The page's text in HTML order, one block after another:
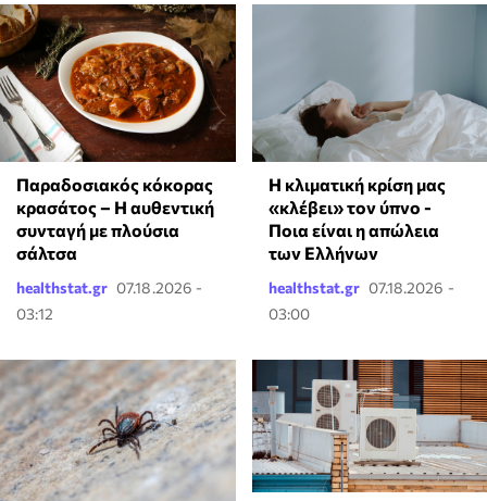
Παραδοσιακός κόκορας
κρασάτος – Η αυθεντική
συνταγή με πλούσια
σάλτσα
healthstat.gr 07.18.2026 -
03:12
Η κλιματική κρίση μας
«κλέβει» τον ύπνο -
Ποια είναι η απώλεια
των Ελλήνων
healthstat.gr 07.18.2026 -
03:00